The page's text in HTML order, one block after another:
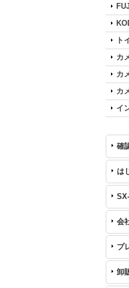
ト
カ
カ
カ
イ
確
は
会
プ
卸